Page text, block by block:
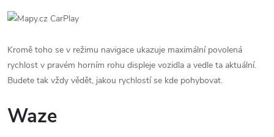
Kromě toho se v režimu navigace ukazuje maximální povolená
rychlost v pravém horním rohu displeje vozidla a vedle ta aktuální.
Budete tak vždy vědět, jakou rychlostí se kde pohybovat.
Waze